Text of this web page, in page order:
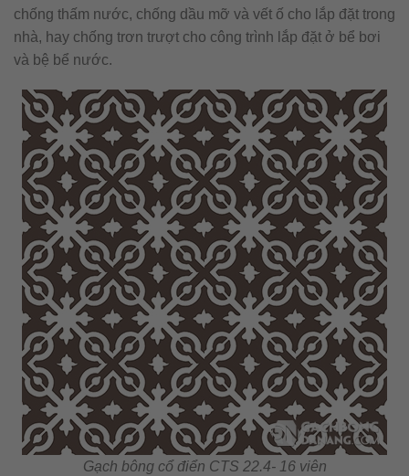
chống thấm nước, chống dầu mỡ và vết ố cho lắp đặt trong
nhà, hay chống trơn trượt cho công trình lắp đặt ở bể bơi
và bệ bể nước.
Gạch bông cổ điển CTS 22.4- 16 viên